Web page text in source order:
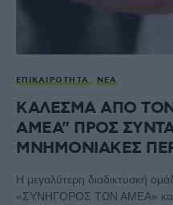
ΕΠΙΚΑΙΡΌΤΗΤΑ ΝΈΑ
ΚΑΛΕΣΜΑ ΑΠΟ
ΑΜΕΑ" ΠΡΟΣ
ΜNΗΜΟΝΙΑΚΕΣ
Η μεγαλύτερη διαδικτυακή
«ΣΥΝΗΓΟΡΟΣ ΤΩΝ ΑΜΕΑ»